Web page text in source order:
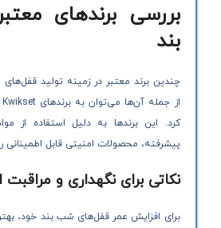
بررسی برندهای
بند
چندین برند معتبر در زمینه تولید
کرد. این برندها به دلیل استفاده از
پیشرفته، محصولات امنیتی قابل اطمینانی
نکاتی برای نگهداری و
برای افزایش عمر قفل‌های شب بند خود،